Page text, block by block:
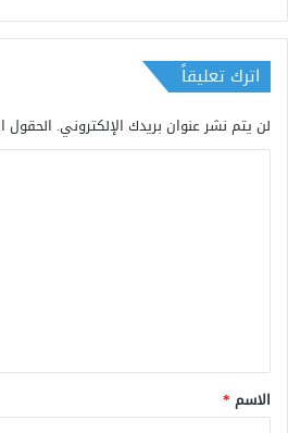
اترك تعليقاً
لن يتم نشر عنوان بريدك الإلكتروني. الحقول
*
الاسم *